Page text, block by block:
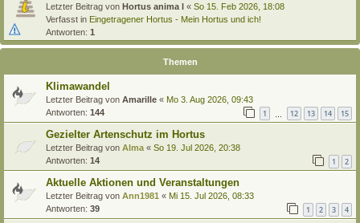
Letzter Beitrag von Hortus anima l « So 15. Feb 2026, 18:08
Verfasst in Eingetragener Hortus - Mein Hortus und ich!
Antworten: 1
Themen
Klimawandel
Letzter Beitrag von Amarille « Mo 3. Aug 2026, 09:43
Antworten: 144 1 12 13 14 15
Gezielter Artenschutz im Hortus
Letzter Beitrag von Alma « So 19. Jul 2026, 20:38
Antworten: 14 1 2
Aktuelle Aktionen und Veranstaltungen
Letzter Beitrag von Ann1981 « Mi 15. Jul 2026, 08:33
Antworten: 39 1 2 3 4